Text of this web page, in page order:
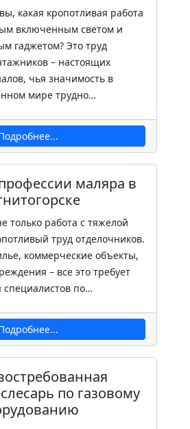
какая кропотливая работа
включенным светом и
гаджетом? Это труд
– настоящих
чья значимость в
мире трудно…
маляра в
только работа с тяжелой
труд отделочников.
коммерческие объекты,
– все это требует
специалистов по…
по газовому